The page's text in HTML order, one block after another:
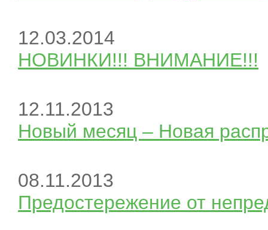
12.03.2014
НОВИНКИ!!! ВНИМАНИЕ!!!
12.11.2013
Новый месяц – Новая
08.11.2013
Предостережение от